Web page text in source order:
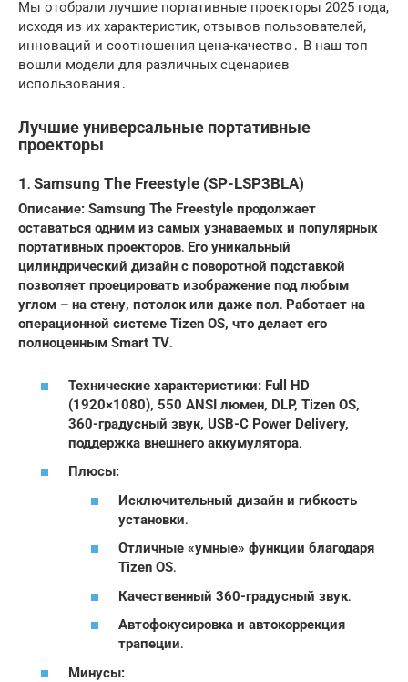
Мы отобрали лучшие портативные проекторы 2025 года,
исходя из их характеристик, отзывов пользователей,
инноваций и соотношения цена-качество․ В наш топ
вошли модели для различных сценариев
использования․
Лучшие универсальные портативные
проекторы
1․ Samsung The Freestyle (SP-LSP3BLA)
Описание: Samsung The Freestyle продолжает
оставаться одним из самых узнаваемых и популярных
портативных проекторов․ Его уникальный
цилиндрический дизайн с поворотной подставкой
позволяет проецировать изображение под любым
углом – на стену, потолок или даже пол․ Работает на
операционной системе Tizen OS, что делает его
полноценным Smart TV․
Технические характеристики: Full HD
(1920×1080), 550 ANSI люмен, DLP, Tizen OS,
360-градусный звук, USB-C Power Delivery,
поддержка внешнего аккумулятора․
Плюсы:
Исключительный дизайн и гибкость
установки․
Отличные «умные» функции благодаря
Tizen OS․
Качественный 360-градусный звук․
Автофокусировка и автокоррекция
трапеции․
Минусы: